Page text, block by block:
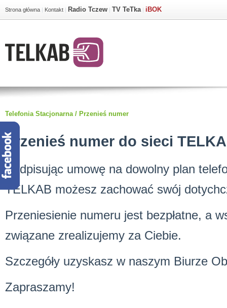
Strona główna | Kontakt | Radio Tczew | TV TeTka | iBOK
Telefonia Stacjonarna/ Przenieś numer
Przenieś numer do sieci
Podpisując umowę na dowolny plan
TELKAB możesz zachować swój
Przeniesienie numeru jest bezpłatne, a
związane zrealizujemy za Ciebie.
Szczegóły uzyskasz w naszym Biurze
Zapraszamy!